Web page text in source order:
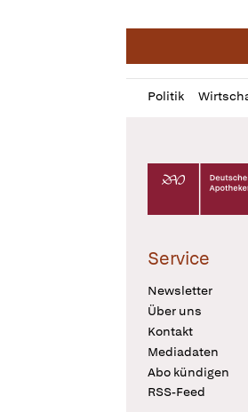
Politik
Profil
öffnen
Daz
Pur
Deutscher
Service
Newsletter
Über uns
Kontakt
Mediadaten
Abo kündigen
RSS-Feed